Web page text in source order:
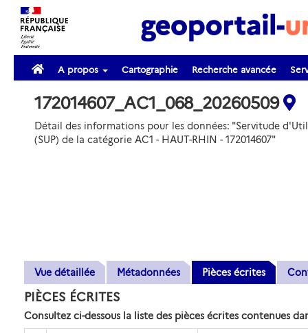
A propos Cartographie Recherche avancée
172014607_AC1_068_20260509
Détail des informations pour les données: "Servitude
(SUP) de la catégorie AC1 - HAUT-RHIN - 172014607"
Vue détaillée Métadonnées Pièces écrites
PIÈCES ÉCRITES
Consultez ci-dessous la liste des pièces écrites contenues